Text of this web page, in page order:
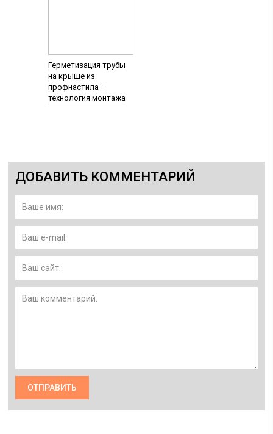
Герметизация трубы
на крыше из
профнастила —
технология монтажа
ДОБАВИТЬ КОММЕНТАРИЙ